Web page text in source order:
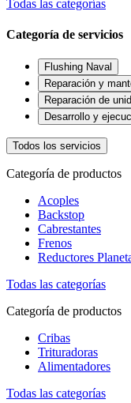
Todas las categorías
Categoría de servicios
Flushing Naval
Reparación y
Reparación de
Todos los servicios
Categoría de productos
Acoples
Backstop
Cabrestantes
Frenos
Reductores
Todas las categorías
Categoría de productos
Cribas
Trituradoras
Alimentadores
Todas las categorías